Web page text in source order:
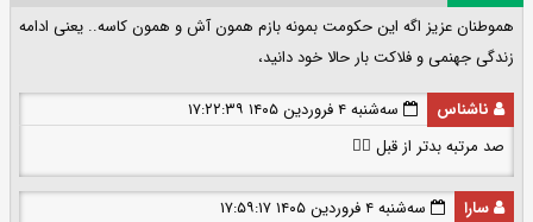
هموطنان عزیز اگه این حکومت بمونه بازم همون آش و همون کاسه.. یعنی ادامه
زندگی جهنمی و فلاکت بار حالا خود دانید،
ناشناس
سه‌شنبه ۴ فروردین ۱۴۰۵ ۱۷:۲۲:۳۹
صد مرتبه بدتر از قبل 👌🏻
سارا
سه‌شنبه ۴ فروردین ۱۴۰۵ ۱۷:۵۹:۱۷